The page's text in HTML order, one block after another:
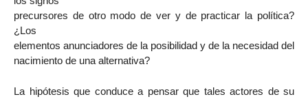
precursores de otro modo de ver y de practicar la política?
¿Los
elementos anunciadores de la posibilidad y de la necesidad del
nacimiento de una alternativa?
La hipótesis que conduce a pensar que tales actores de su